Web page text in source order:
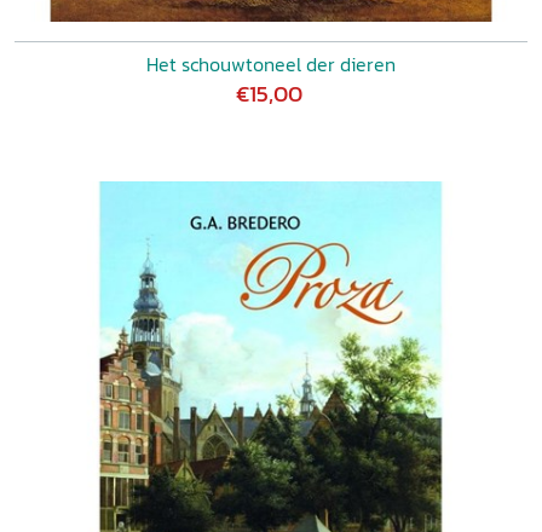
Het schouwtoneel der dieren
€15,00